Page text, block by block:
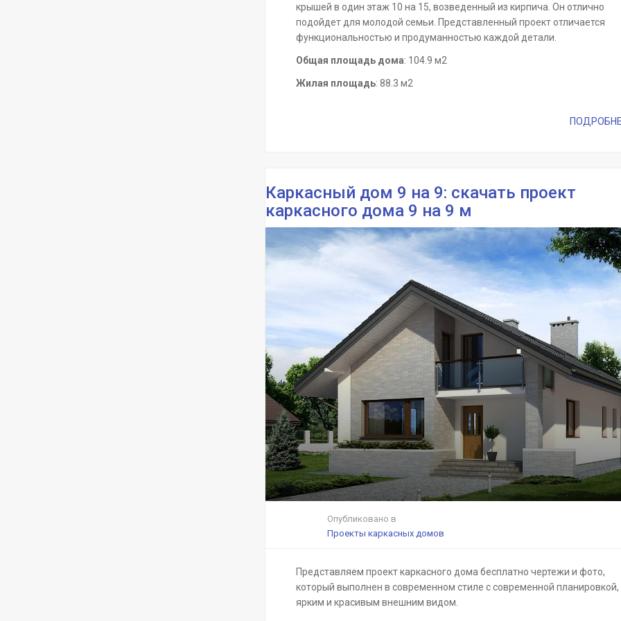
крышей в один этаж 10 на 15, возведенный из кирпича. Он отлично
подойдет для молодой семьи. Представленный проект отличается
функциональностью и продуманностью каждой детали.
Общая площадь дома: 104.9 м2
Жилая площадь: 88.3 м2
Каркасный дом 9 на 9: скачать проект
каркасного дома 9 на 9 м
Опубликовано в
Проекты каркасных домов
Представляем проект каркасного дома бесплатно чертежи и фото,
который выполнен в современном стиле с современной планировкой,
ярким и красивым внешним видом.